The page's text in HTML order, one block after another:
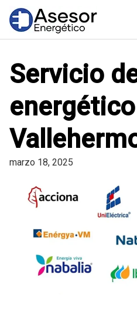
Saltar
contenido
Servicio
marzo 18, 2025